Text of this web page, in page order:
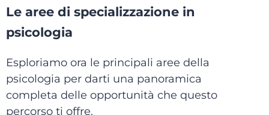
Le aree di specializzazione in
psicologia
Esploriamo ora le principali aree della
psicologia per darti una panoramica
completa delle opportunità che questo
percorso ti offre.